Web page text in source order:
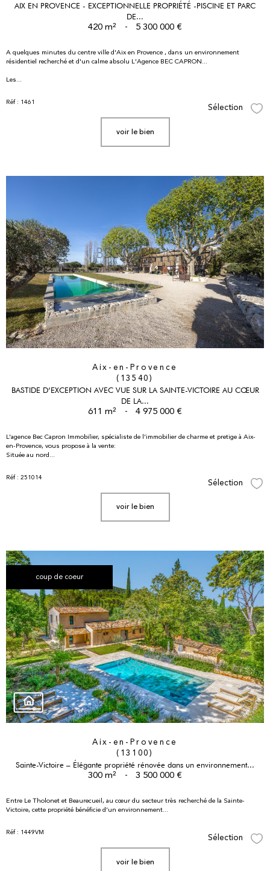
AIX EN PROVENCE - EXCEPTIONNELLE PROPRIÉTÉ -PISCINE ET PARC
DE...
420 m² - 5 300 000 €
A quelques minutes du centre ville d'Aix en Provence , dans un environnement
résidentiel recherché et d'un calme absolu L'Agence BEC CAPRON...
Les...
Réf : 1461
Sélection
voir le bien
Aix-en-Provence
(13540)
BASTIDE D’EXCEPTION AVEC VUE SUR LA SAINTE-VICTOIRE AU CŒUR
DE LA...
611 m² - 4 975 000 €
L’agence Bec Capron Immobilier, spécialiste de l’immobilier de charme et pretige à Aix-
en-Provence, vous propose à la vente:
Située au nord...
Réf : 251014
Sélection
voir le bien
coup de coeur
Aix-en-Provence
(13100)
Sainte-Victoire – Élégante propriété rénovée dans un environnement...
300 m² - 3 500 000 €
Entre Le Tholonet et Beaurecueil, au cœur du secteur très recherché de la Sainte-
Victoire, cette propriété bénéficie d’un environnement...
Réf : 1449VM
Sélection
voir le bien